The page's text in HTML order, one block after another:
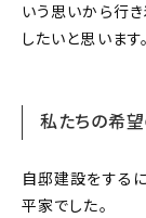
日用品
キッズ
いう思いから行
したいと思います。
私たちの希望
自邸建設をする
平家でした。